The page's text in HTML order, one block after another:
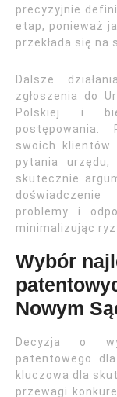
precyzyjnie
etap, ponieważ
przekłada się na
Dalsze
zgłoszenia do
Polskiej i
postępowania.
swoich klientów
pytania
skutecznie
problemy i
minimalizując
Wybór
Nowym
Decyzja o
patentowego
kluczowa dla
przewagi